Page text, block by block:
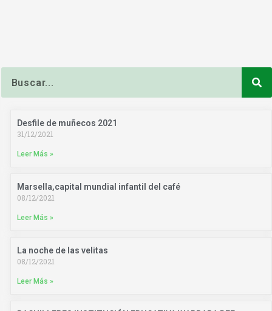
Desfile de muñecos 2021
31/12/2021
Leer Más »
Marsella,capital mundial infantil del café
08/12/2021
Leer Más »
La noche de las velitas
08/12/2021
Leer Más »